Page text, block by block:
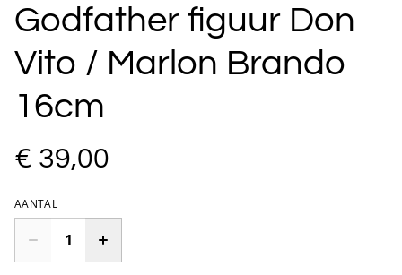
Godfather figuur Don
Vito / Marlon Brando
16cm
€ 39,00
AANTAL